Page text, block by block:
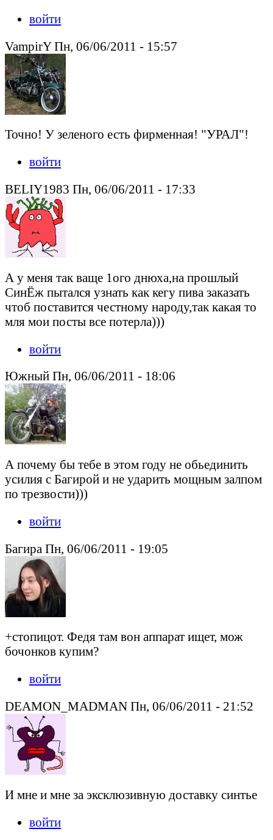
войти
VampirY Пн, 06/06/2011 - 15:57
Точно! У зеленого есть фирменная! "УРАЛ"!
войти
BELIY1983 Пн, 06/06/2011 - 17:33
А у меня так ваще 1ого днюха,на прошлый
СинЁж пытался узнать как кегу пива заказать
чтоб поставится честному народу,так какая то
мля мои посты все потерла)))
войти
Южный Пн, 06/06/2011 - 18:06
А почему бы тебе в этом году не обьединить
усилия с Багирой и не ударить мощным залпом
по трезвости)))
войти
Багира Пн, 06/06/2011 - 19:05
+стопицот. Федя там вон аппарат ищет, мож
бочонков купим?
войти
DEAMON_MADMAN Пн, 06/06/2011 - 21:52
И мне и мне за эксклюзивную доставку синтье
войти